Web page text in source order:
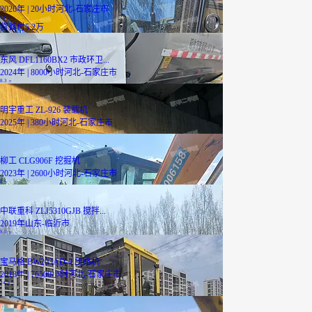
2026年 | 20小时河北-石家庄市
13 万
贷首付5.2万
东风 DFL1160BX2 市政环卫...
2024年 | 8000小时河北-石家庄市
8.3
明宇重工 ZL-926 装载机
2025年 | 380小时河北-石家庄市
3.1万
柳工 CLG906F 挖掘机
2023年 | 2600小时河北-石家庄市
8万
中联重科 ZLJ5310GJB 搅拌...
2019年山东-临沂市
8.5万
宝马格 BW203AD-4 压路机
2018年 | 76500小时河北-石家庄市
24 万